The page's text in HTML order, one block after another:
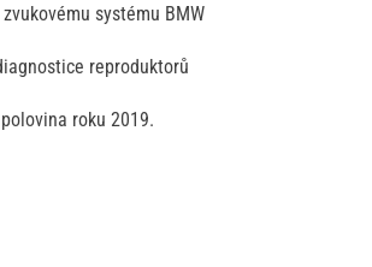
zvukovému systému BMW
reproduktorů
polovina roku 2019.